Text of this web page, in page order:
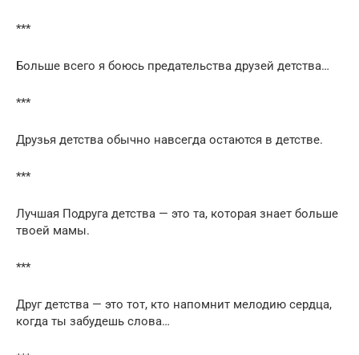
***
Больше всего я боюсь предательства друзей детства…
***
Друзья детства обычно навсегда остаются в детстве.
***
Лучшая Подруга детства — это та, которая знает больше
твоей мамы.
***
Друг детства — это тот, кто напомнит мелодию сердца,
когда ты забудешь слова…